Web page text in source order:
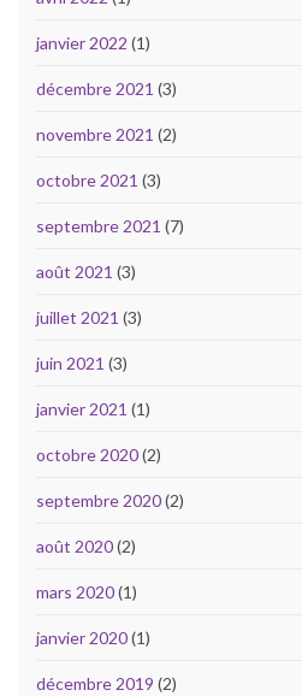
janvier 2022 (1)
décembre 2021 (3)
novembre 2021 (2)
octobre 2021 (3)
septembre 2021 (7)
août 2021 (3)
juillet 2021 (3)
juin 2021 (3)
janvier 2021 (1)
octobre 2020(2)
septembre 2020(2)
août 2020(2)
mars 2020(1)
janvier 2020(1)
décembre 2019 (2)